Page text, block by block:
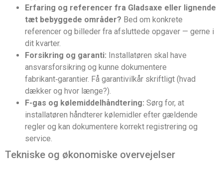
Erfaring og referencer fra Gladsaxe eller lignende
tæt bebyggede områder? Bed om konkrete
referencer og billeder fra afsluttede opgaver — gerne i
dit kvarter.
Forsikring og garanti: Installatøren skal have
ansvarsforsikring og kunne dokumentere
fabrikant‑garantier. Få garantivilkår skriftligt (hvad
dækker og hvor længe?).
F-gas og kølemiddelhåndtering: Sørg for, at
installatøren håndterer kølemidler efter gældende
regler og kan dokumentere korrekt registrering og
service.
Tekniske og økonomiske overvejelser